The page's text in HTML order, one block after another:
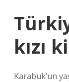
kızı
Karabuk’un